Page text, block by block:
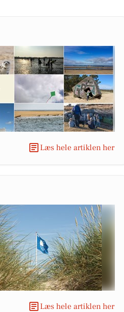
Læs hele artiklen her
Læs hele artiklen her